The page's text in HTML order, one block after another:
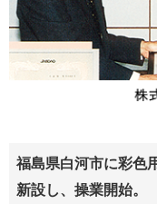
福島県白河市に彩色
新設し、操業開始。